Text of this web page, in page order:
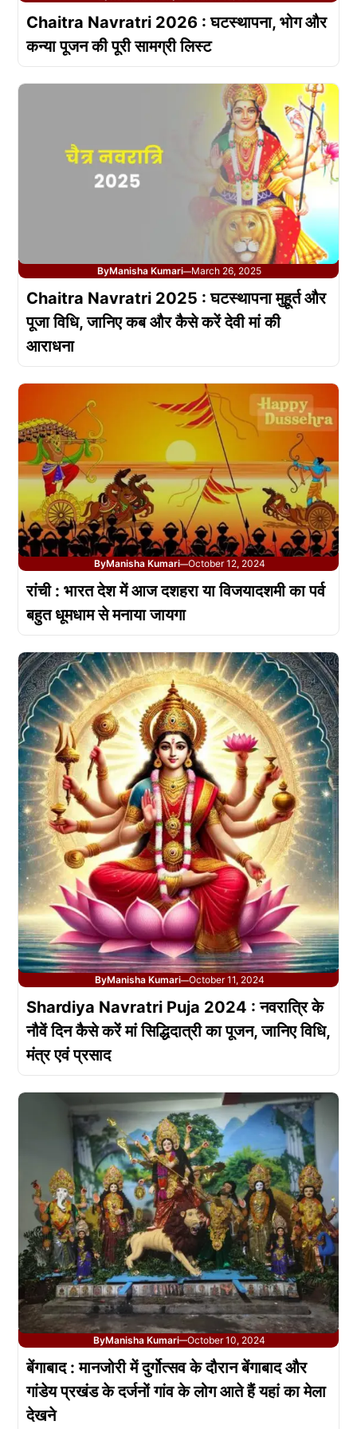
Chaitra Navratri 2026 : घटस्थापना, भोग और
कन्या पूजन की पूरी सामग्री लिस्ट
ByManisha Kumari—March 26, 2025
Chaitra Navratri 2025 : घटस्थापना मुहूर्त और
पूजा विधि, जानिए कब और कैसे करें देवी मां की
आराधना
ByManisha Kumari—October 12, 2024
रांची : भारत देश में आज दशहरा या विजयादशमी का पर्व
बहुत धूमधाम से मनाया जायगा
ByManisha Kumari—October 11, 2024
Shardiya Navratri Puja 2024 : नवरात्रि के
नौवें दिन कैसे करें मां सिद्धिदात्री का पूजन, जानिए विधि,
मंत्र एवं प्रसाद
ByManisha Kumari—October 10, 2024
बेंगाबाद : मानजोरी में दुर्गोत्सव के दौरान बेंगाबाद और
गांडेय प्रखंड के दर्जनों गांव के लोग आते हैं यहां का मेला
देखने